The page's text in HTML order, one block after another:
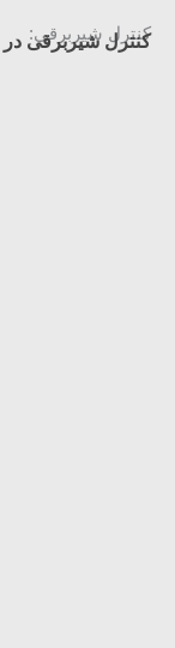
کنترل شیربرقی:
کنترل شیربرقی